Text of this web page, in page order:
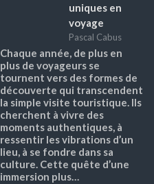
uniques en
voyage
Pascal Cabus
Chaque année, de plus en
plus de voyageurs se
tournent vers des formes de
découverte qui transcendent
la simple visite touristique. Ils
cherchent à vivre des
moments authentiques, à
ressentir les vibrations d’un
lieu, à se fondre dans sa
culture. Cette quête d’une
immersion plus…